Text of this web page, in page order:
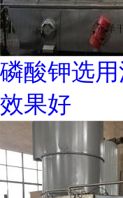
磷酸钾选
效果好